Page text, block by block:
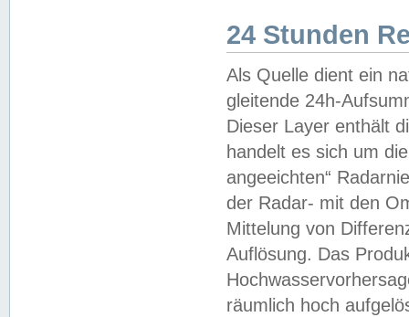
24 Stunden
Als Quelle dient ein
gleitende 24h-
Dieser Layer enthält
handelt es sich um
angeeichten“
der Radar- mit den
Mittelung von
Auflösung. Das
räumlich hoch